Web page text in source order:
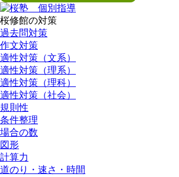
桜修館の対策
過去問対策
作文対策
適性対策（文系）
適性対策（理系）
適性対策（理科）
適性対策（社会）
規則性
条件整理
場合の数
図形
計算力
道のり・速さ・時間